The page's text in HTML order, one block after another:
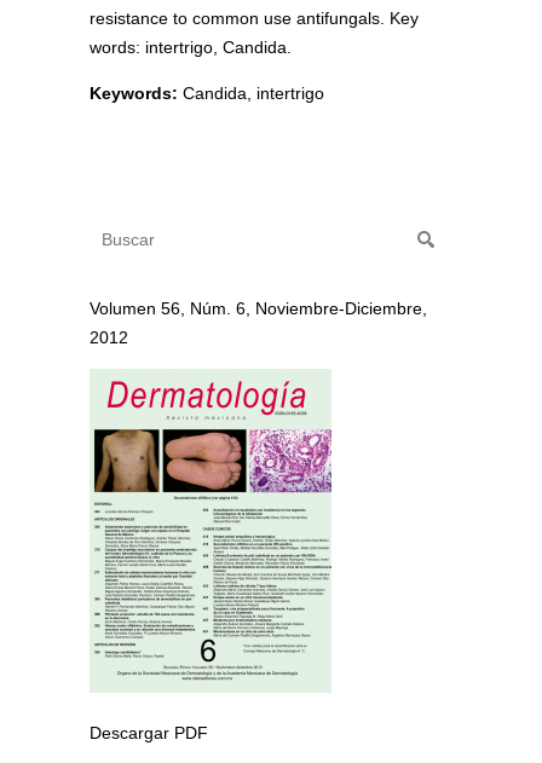
resistance to common use antifungals. Key
words: intertrigo, Candida.
Keywords: Candida, intertrigo
Volumen 56, Núm. 6, Noviembre-Diciembre,
2012
Descargar PDF